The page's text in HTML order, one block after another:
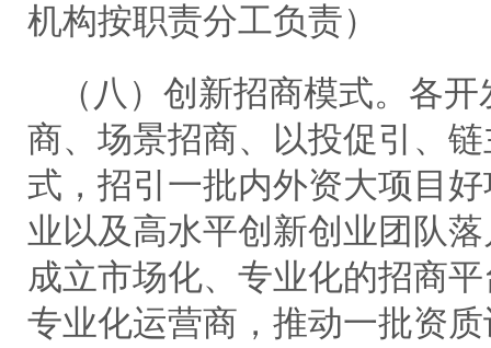
机构按职责分工负责）
（八）创新招商模式。各
商、场景招商、以投促引、
式，招引一批内外资大项目
业以及高水平创新创业团队
成立市场化、专业化的招商
专业化运营商，推动一批资